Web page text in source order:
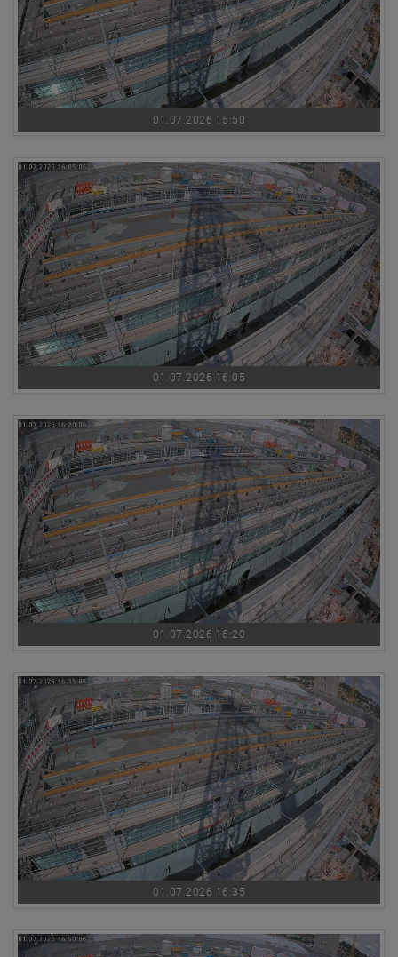
01.07.2026 15:50
01.07.2026 16:05
01.07.2026 16:20
01.07.2026 16:35